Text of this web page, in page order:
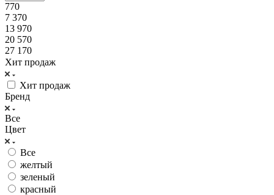
770
7 370
13 970
20 570
27 170
Хит продаж
Хит продаж
Бренд
Все
Цвет
Все
желтый
зеленый
красный